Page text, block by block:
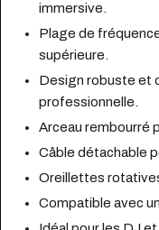
immersive.
Plage de
supérieure.
Design robuste et
professionnelle.
Arceau rembourré
Câble détachable
Oreillettes
Compatible avec